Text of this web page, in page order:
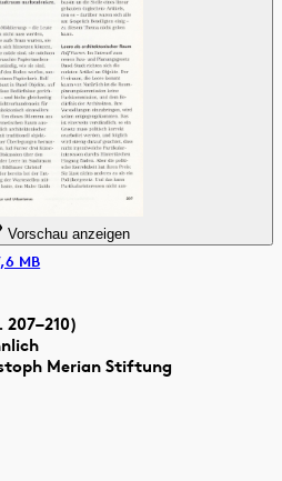
Merian Stiftung
Vorschau anzeigen
MB